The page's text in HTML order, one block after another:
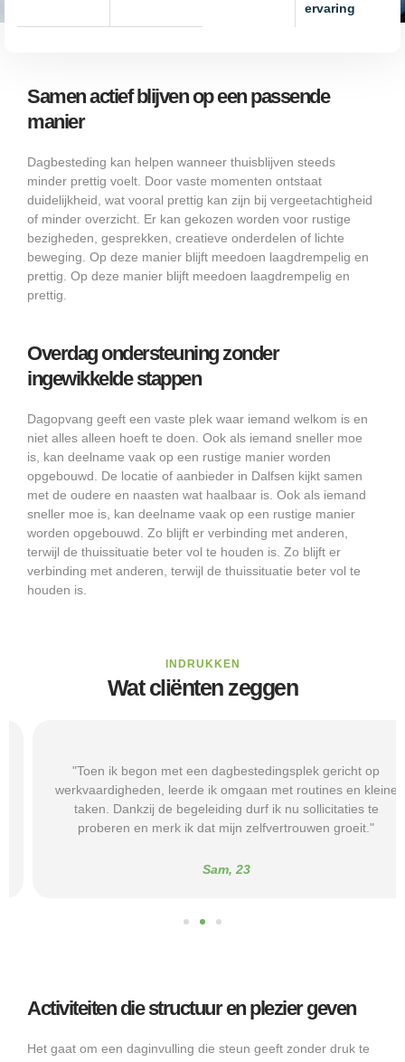
ervaring
Samen actief blijven op een passende
manier
Dagbesteding kan helpen wanneer thuisblijven steeds
minder prettig voelt. Door vaste momenten ontstaat
duidelijkheid, wat vooral prettig kan zijn bij vergeetachtigheid
of minder overzicht. Er kan gekozen worden voor rustige
bezigheden, gesprekken, creatieve onderdelen of lichte
beweging. Op deze manier blijft meedoen laagdrempelig en
prettig. Op deze manier blijft meedoen laagdrempelig en
prettig.
Overdag ondersteuning zonder
ingewikkelde stappen
Dagopvang geeft een vaste plek waar iemand welkom is en
niet alles alleen hoeft te doen. Ook als iemand sneller moe
is, kan deelname vaak op een rustige manier worden
opgebouwd. De locatie of aanbieder in Dalfsen kijkt samen
met de oudere en naasten wat haalbaar is. Ook als iemand
sneller moe is, kan deelname vaak op een rustige manier
worden opgebouwd. Zo blijft er verbinding met anderen,
terwijl de thuissituatie beter vol te houden is. Zo blijft er
verbinding met anderen, terwijl de thuissituatie beter vol te
houden is.
INDRUKKEN
Wat cliënten zeggen
"Toen ik begon met een dagbestedingsplek gericht op
werkvaardigheden, leerde ik omgaan met routines en kleine
taken. Dankzij de begeleiding durf ik nu sollicitaties te
proberen en merk ik dat mijn zelfvertrouwen groeit."
Sam, 23
Activiteiten die structuur en plezier geven
Het gaat om een daginvulling die steun geeft zonder druk te